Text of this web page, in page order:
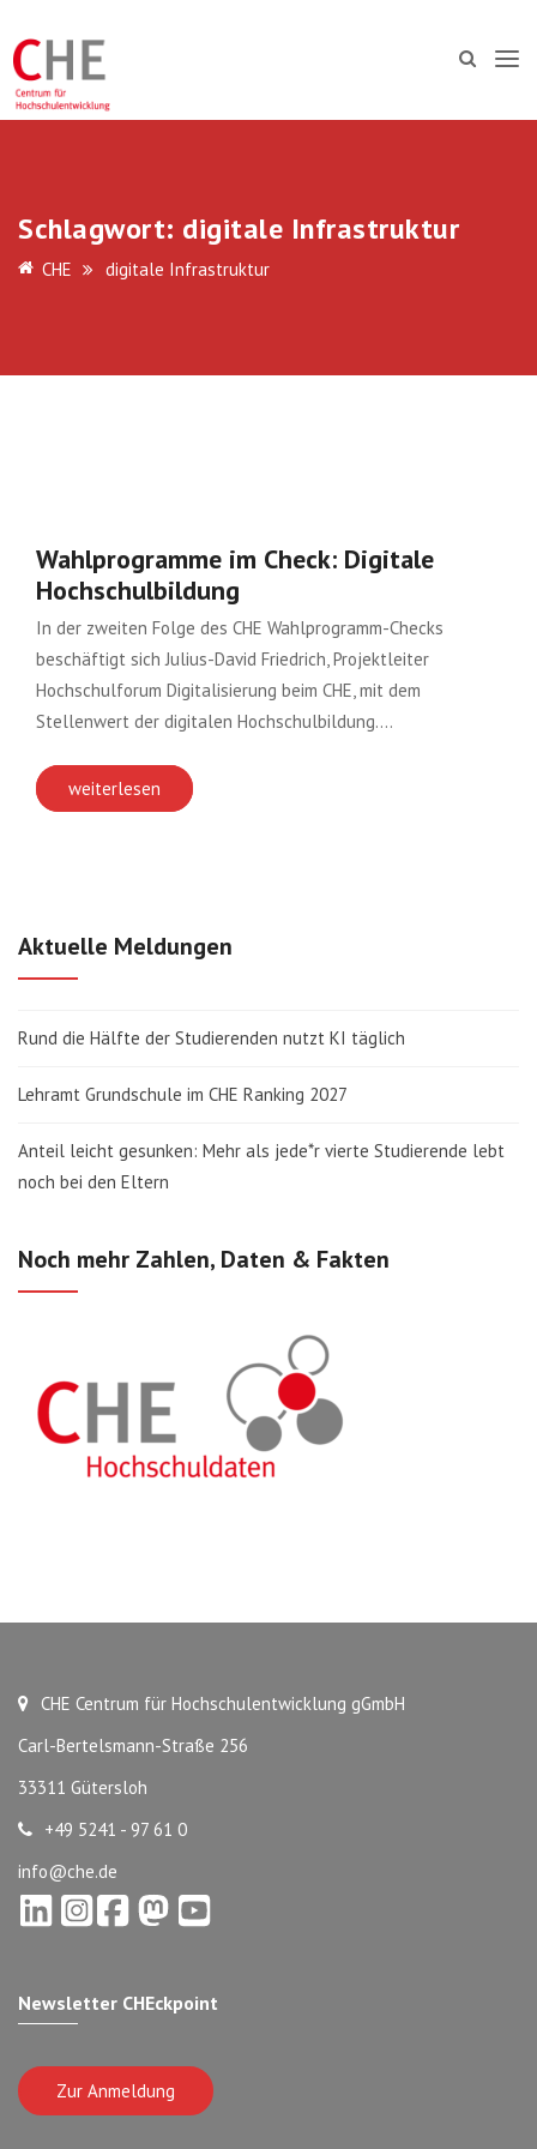
Schlagwort: digitale Infrastruktur
CHE digitale Infrastruktur
Wahlprogramme im Check: Digitale
Hochschulbildung
In der zweiten Folge des CHE Wahlprogramm-Checks
beschäftigt sich Julius-David Friedrich, Projektleiter
Hochschulforum Digitalisierung beim CHE, mit dem
Stellenwert der digitalen Hochschulbildung….
weiterlesen
Aktuelle Meldungen
Rund die Hälfte der Studierenden nutzt KI täglich
Lehramt Grundschule im CHE Ranking 2027
Anteil leicht gesunken: Mehr als jede*r vierte Studierende lebt
noch bei den Eltern
Noch mehr Zahlen, Daten & Fakten
CHE Centrum für Hochschulentwicklung gGmbH
Carl-Bertelsmann-Straße 256
33311 Gütersloh
+49 5241 - 97 61 0
info@che.de
Newsletter CHEckpoint
Zur Anmeldung